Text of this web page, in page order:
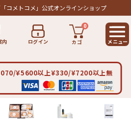
「コメトコメ」公式オンラインショップ
内 ログイン カゴ
0
¥5600以上¥330/¥7200以上無